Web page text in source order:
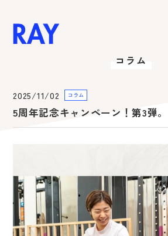
お悩み別メニュー
肩こり・腰痛・膝痛
新着情報
スペシャル
コラム
コラム
2025/11/02 コラム
5周年記念キャンペーン！第3弾。